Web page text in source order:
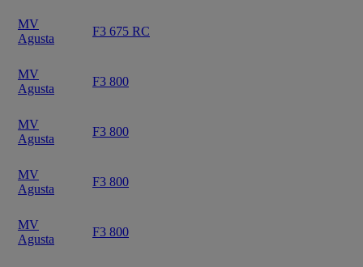
MV
Agusta
F3 675 RC
MV
Agusta
F3 800
MV
Agusta
F3 800
MV
Agusta
F3 800
MV
Agusta
F3 800